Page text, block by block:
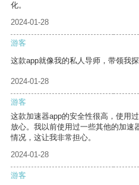
化。
2024-01-28
游客
这款app就像我的私人导师，带领我探
2024-01-28
游客
这款加速器app的安全性很高，使用
放心。我以前使用过一些其他的加速
情况，这让我非常担心。
2024-01-28
游客